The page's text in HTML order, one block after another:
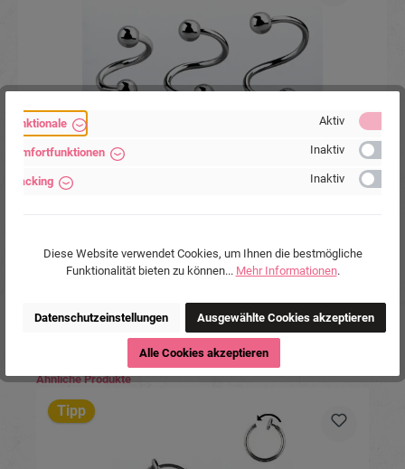
Spirale Twister Chirurgenstahl mit Kugeln 0.8mm
Produktgalerie überspringen
Ähnliche Produkte
Tipp
Funktionale Aktiv
Komfortfunktionen Inaktiv
Tracking Inaktiv
Diese Website verwendet Cookies, um Ihnen die bestmögliche
Funktionalität bieten zu können... Mehr Informationen.
Datenschutzeinstellungen Ausgewählte Cookies akzeptieren
Alle Cookies akzeptieren